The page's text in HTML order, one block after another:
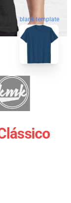
blank template